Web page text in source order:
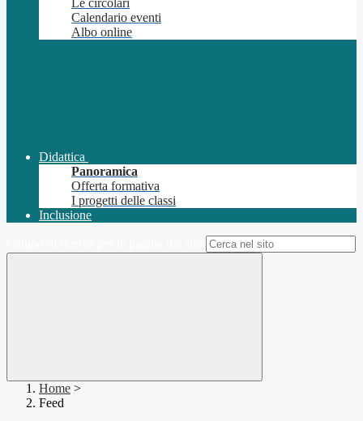
Le circolari
Calendario eventi
Albo online
Didattica
Panoramica
Offerta formativa
I progetti delle classi
Inclusione
Home >
Feed